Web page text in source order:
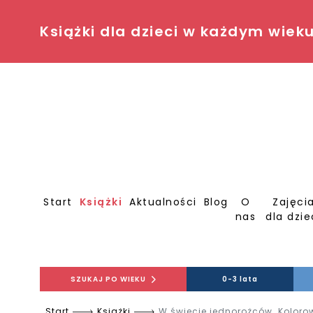
Książki dla dzieci w każdym
Start Książki Aktualności Blog
O
nas
dla
SZUKAJ PO WIEKU 0-3 lata